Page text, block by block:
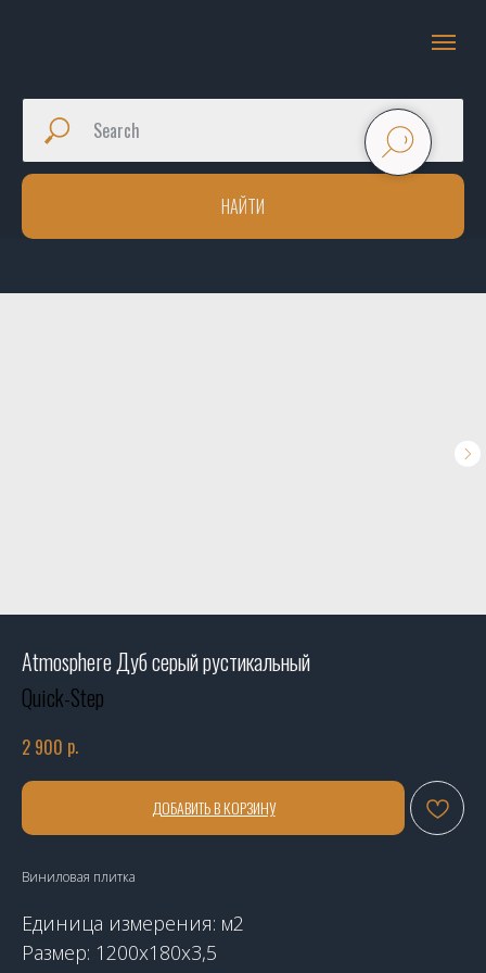
НАЙТИ
Atmosphere Дуб серый рустикальный
Quick-Step
2 900 р.
ДОБАВИТЬ В КОРЗИНУ
Виниловая плитка
Единица измерения: м2
Размер: 1200х180х3,5